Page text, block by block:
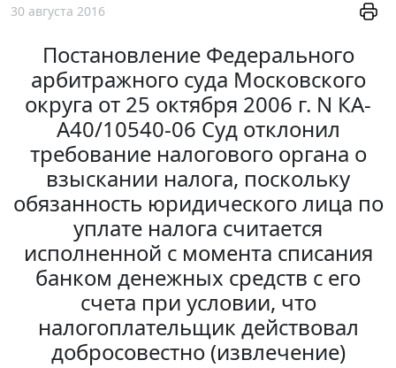
30 августа 2016
Постановление Федерального
арбитражного суда Московского
округа от 25 октября 2006 г. N КА-
А40/10540-06 Суд отклонил
требование налогового органа о
взыскании налога, поскольку
обязанность юридического лица по
уплате налога считается
исполненной с момента списания
банком денежных средств с его
счета при условии, что
налогоплательщик действовал
добросовестно (извлечение)